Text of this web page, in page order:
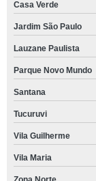
Casa Verde
Jardim São Paulo
Lauzane Paulista
Parque Novo Mundo
Santana
Tucuruvi
Vila Guilherme
Vila Maria